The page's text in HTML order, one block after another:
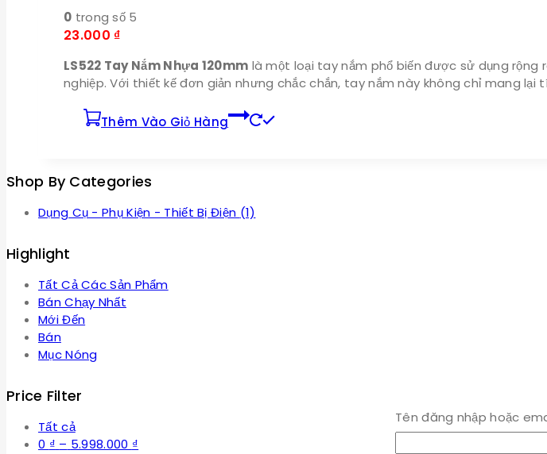
0 trong số 5
23.000 ₫
LS522 Tay Nắm Nhựa 120mm là một loại tay nắm phổ biến được sử dụng
nghiệp. Với thiết kế đơn giản nhưng chắc chắn, tay nắm này không chỉ mang
Thêm Vào Giỏ Hàng
Shop By Categories
Dụng Cụ - Phụ Kiện - Thiết Bị Điện (1)
Highlight
Tất Cả Các Sản Phẩm
Bán Chạy Nhất
Mới Đến
Bán
Mục Nóng
Price Filter
Tất cả
0 ₫ – 5.998.000 ₫
Tên đăng nhập hoặc